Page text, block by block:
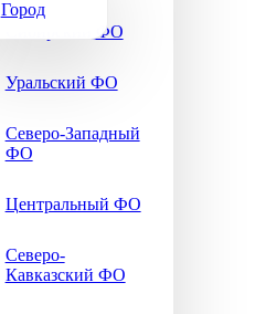
Сибирский ФО
Уральский ФО
Северо-Западный
ФО
Центральный ФО
Северо-
Кавказский ФО
Город